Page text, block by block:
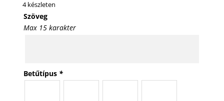
4 készleten
Szöveg
Max 15 karakter
Betűtípus *